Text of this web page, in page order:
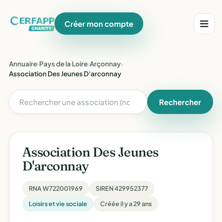
Créer mon compte
Annuaire›Pays de la Loire›Arçonnay›
Association Des Jeunes D'arconnay
Rechercher
Association Des Jeunes
D'arconnay
RNA W722001969
SIREN 429952377
Loisirs et vie sociale
Créée il y a 29 ans